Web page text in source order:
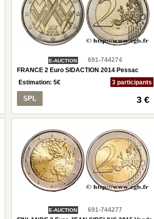
E-AUCTION
691-744274
FRANCE 2 Euro SIDACTION 2014 Pessac
Estimation:5€ 3 participants
SPL 3 €
E-AUCTION
691-744277